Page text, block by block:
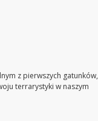
z pierwszych gatunków,
terrarystyki w naszym